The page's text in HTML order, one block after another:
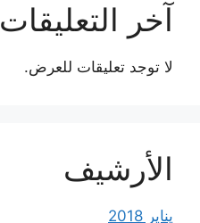
آخر التعليقات
لا توجد تعليقات للعرض.
الأرشيف
يناير 2018